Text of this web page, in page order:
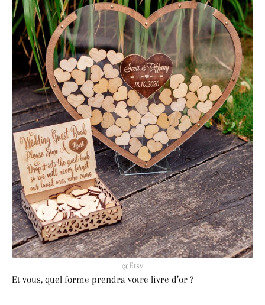
@Etsy
Et vous, quel forme prendra votre livre d’or ?